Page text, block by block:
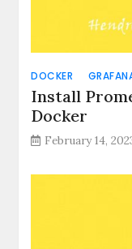
DOCKER
Install
Docker
February 14,